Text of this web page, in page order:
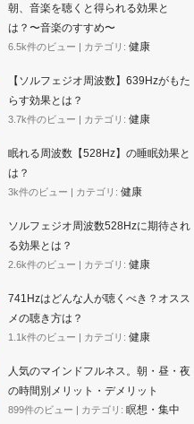
朝、音楽を聴くと得られる効果と
は？〜音楽のすすめ〜
6.5k件のビュー | カテゴリ: 健康
【ソルフェジオ周波数】639Hzがもた
らす効果とは？
3.7k件のビュー | カテゴリ: 健康
眠れる周波数【528Hz】の睡眠効果と
は？
3k件のビュー | カテゴリ: 健康
ソルフェジオ周波数528Hzに期待され
る効果とは？
2.6k件のビュー | カテゴリ: 健康
741Hzはどんな人が聴くべき？オスス
メの聴き方は？
1.1k件のビュー | カテゴリ: 健康
人気のマインドフルネス。朝・昼・夜
の時間別メリット・デメリット
899件のビュー | カテゴリ: 瞑想・集中